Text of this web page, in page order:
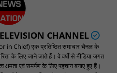
CHANNEL
in Chief) एक प्रतिष्ठित समाचार चैनल के
के लिए जाने जाते हैं। वे वर्षों से मीडिया जगत
एवं समर्पण के लिए पहचान बनाए हुए हैं।